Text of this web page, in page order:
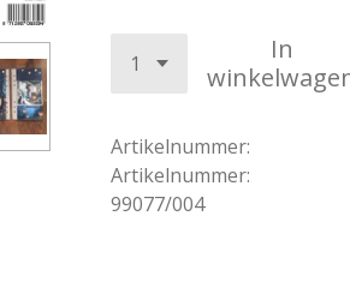
In
Artikelnummer:
Artikelnummer:
99077/004